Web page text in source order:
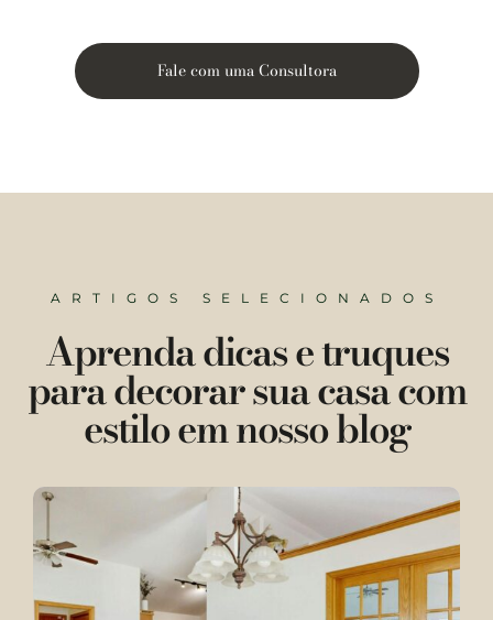
Fale com uma Consultora
ARTIGOS SELECIONADOS
Aprenda dicas e truques
para decorar sua casa com
estilo em nosso blog